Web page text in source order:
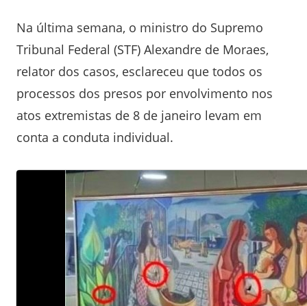
Na última semana, o ministro do Supremo
Tribunal Federal (STF) Alexandre de Moraes,
relator dos casos, esclareceu que todos os
processos dos presos por envolvimento nos
atos extremistas de 8 de janeiro levam em
conta a conduta individual.